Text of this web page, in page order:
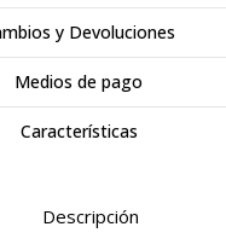
y Devoluciones
Medios de pago
Características
Descripción